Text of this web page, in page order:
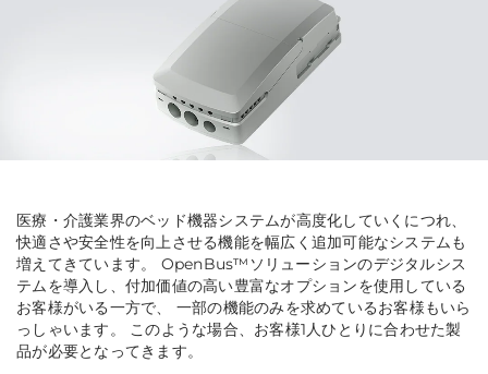
医療・介護業界のベッド機器システムが高度化していくにつれ、
快適さや安全性を向上させる機能を幅広く追加可能なシステムも
増えてきています。 OpenBus™ソリューションのデジタルシス
テムを導入し、付加価値の高い豊富なオプションを使用している
お客様がいる一方で、 一部の機能のみを求めているお客様もいら
っしゃいます。 このような場合、お客様1人ひとりに合わせた製
品が必要となってきます。